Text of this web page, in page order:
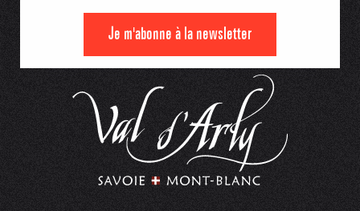
Je m'abonne à la newsletter